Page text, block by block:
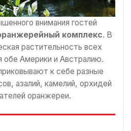
внимания гостей
комплекс. В
растительность всех
обе Америки и Австралию.
к себе разные
азалий, камелий, орхидей
оранжереи.